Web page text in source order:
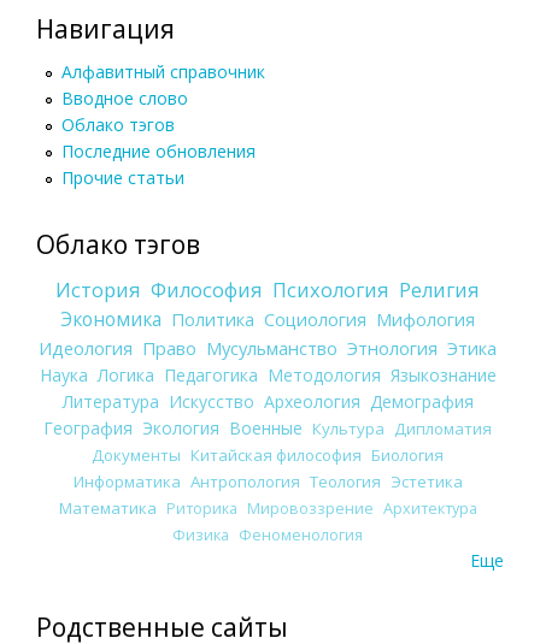
Навигация
Алфавитный справочник
Вводное слово
Облако тэгов
Последние обновления
Прочие статьи
Облако тэгов
История Философия Психология Религия
Экономика Политика Социология Мифология
Идеология Право Мусульманство Этнология Этика
Наука Логика Педагогика Методология Языкознание
Литература Искусство Археология Демография
География Экология Военные Культура
Дипломатия
Документы Китайская философия Биология
Информатика Антропология Теология Эстетика
Математика Риторика Мировоззрение Архитектура
Физика Феноменология
Еще
Родственные сайты